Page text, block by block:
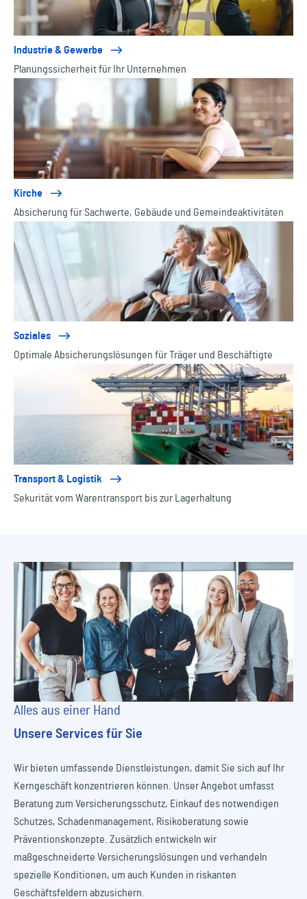
Industrie & Gewerbe
Planungssicherheit für Ihr Unternehmen
Kirche
Absicherung für Sachwerte, Gebäude und Gemeindeaktivitäten
Soziales
Optimale Absicherungslösungen für Träger und Beschäftigte
Transport & Logistik
Sekurität vom Warentransport bis zur Lagerhaltung
Alles aus einer Hand
Unsere Services für Sie
Wir bieten umfassende Dienstleistungen, damit Sie sich auf Ihr
Kerngeschäft konzentrieren können. Unser Angebot umfasst
Beratung zum Versicherungsschutz, Einkauf des notwendigen
Schutzes, Schadenmanagement, Risikoberatung sowie
Präventionskonzepte. Zusätzlich entwickeln wir
maßgeschneiderte Versicherungslösungen und verhandeln
spezielle Konditionen, um auch Kunden in riskanten
Geschäftsfeldern abzusichern.